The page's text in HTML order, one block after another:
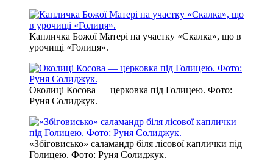
Капличка Божої Матері на участку «Скалка», що в
урочищі «Голиця».
Околиці Косова — церковка під Голицею. Фото:
Руня Солиджук.
«Збіговисько» саламандр біля лісової каплички під
Голицею. Фото: Руня Солиджук.